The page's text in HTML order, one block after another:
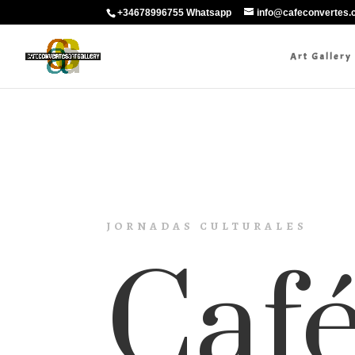
+34678996755 Whatsapp
Art Gallery
JORNADAS CULTURALES